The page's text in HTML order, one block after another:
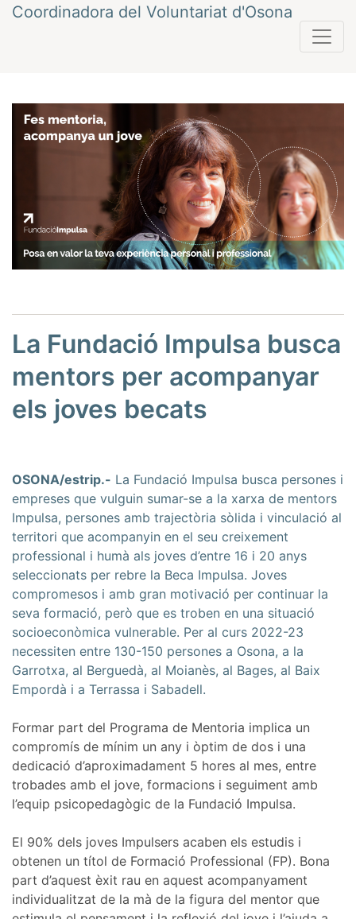
VésCoordinadora del Voluntariat d'Osona
Navegació
d'entrades
Següent
La Fundació Impulsa busca
mentors per acompanyar
els joves becats
OSONA/estrip.- La Fundació Impulsa busca persones i
empreses que vulguin sumar-se a la xarxa de mentors
Impulsa, persones amb trajectòria sòlida i vinculació al
territori que acompanyin en el seu creixement
professional i humà als joves d’entre 16 i 20 anys
seleccionats per rebre la Beca Impulsa. Joves
compromesos i amb gran motivació per continuar la
seva formació, però que es troben en una situació
socioeconòmica vulnerable. Per al curs 2022-23
necessiten entre 130-150 persones a Osona, a la
Garrotxa, al Berguedà, al Moianès, al Bages, al Baix
Empordà i a Terrassa i Sabadell.
Formar part del Programa de Mentoria implica un
compromís de mínim un any i òptim de dos i una
dedicació d’aproximadament 5 hores al mes, entre
trobades amb el jove, formacions i seguiment amb
l’equip psicopedagògic de la Fundació Impulsa.
El 90% dels joves Impulsers acaben els estudis i
obtenen un títol de Formació Professional (FP). Bona
part d’aquest èxit rau en aquest acompanyament
individualitzat de la mà de la figura del mentor que